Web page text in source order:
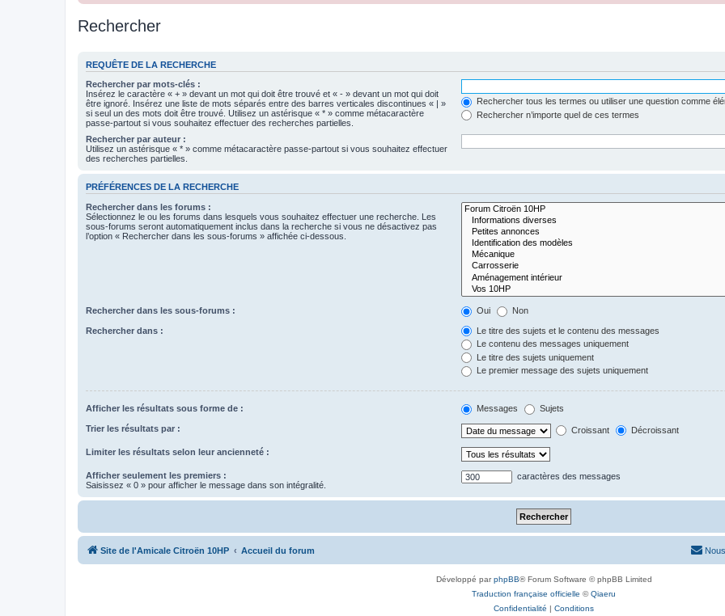
Rechercher
REQUÊTE DE LA RECHERCHE
Rechercher par mots-clés :
Insérez le caractère « + » devant un mot qui doit être trouvé et « - » devant un mot qui doit
être ignoré. Insérez une liste de mots séparés entre des barres verticales discontinues « | »
si seul un des mots doit être trouvé. Utilisez un astérisque « * » comme métacaractère
passe-partout si vous souhaitez effectuer des recherches partielles.
Rechercher tous les termes ou utiliser une question comme
Rechercher n’importe quel de ces termes
Rechercher par auteur :
Utilisez un astérisque « * » comme métacaractère passe-partout si vous souhaitez effectuer
des recherches partielles.
PRÉFÉRENCES DE LA RECHERCHE
Rechercher dans les forums :
Sélectionnez le ou les forums dans lesquels vous souhaitez effectuer une recherche. Les
sous-forums seront automatiquement inclus dans la recherche si vous ne désactivez pas
l’option « Rechercher dans les sous-forums » affichée ci-dessous.
Rechercher dans les sous-forums : Oui Non
Rechercher dans :
Le titre des sujets et le contenu des messages
Le contenu des messages uniquement
Le titre des sujets uniquement
Le premier message des sujets uniquement
Afficher les résultats sous forme de : Messages Sujets
Trier les résultats par : Croissant Décroissant
Limiter les résultats selon leur ancienneté :
Afficher seulement les premiers :
Saisissez « 0 » pour afficher le message dans son intégralité.
caractères des messages
Site de l'Amicale Citroën 10HP Accueil du forum
Développé parphpBB® Forum Software © phpBB Limited
Traduction française officielle ©Qiaeru
Confidentialité | Conditions